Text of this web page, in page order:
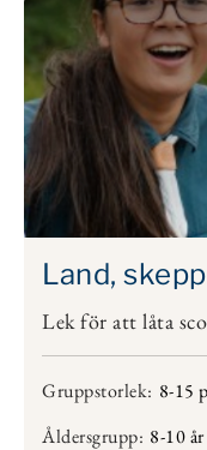
Land,
Lek för att låta
Gruppstorlek: 8-15
Åldersgrupp: 8-10